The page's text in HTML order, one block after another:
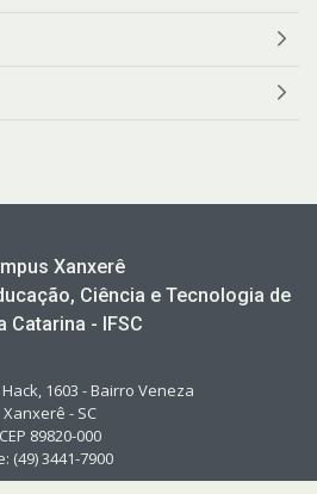
Xanxerê
Ciência e Tecnologia de
Catarina - IFSC
1603 - Bairro Veneza
Xanxerê - SC
CEP 89820-000
(49) 3441-7900